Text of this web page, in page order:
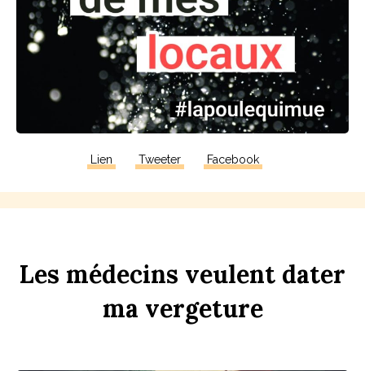
Lien Tweeter Facebook
Les médecins veulent dater
ma vergeture